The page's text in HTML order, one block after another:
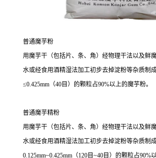
普通魔芋粉
用魔芋干（包括片、条、角）经物理干法以及鲜
水或经食用酒精湿法加工初步去掉淀粉等杂质制
≤0.425mm（40目）的颗粒占90%以上的魔芋粉。
普通魔芋精粉
用魔芋干（包括片、条、角）经物理干法以及鲜
水或经食用酒精湿法加工初步去掉淀粉等杂质制
0.125mm~0.425mm（120目~40目）的颗粒占90%